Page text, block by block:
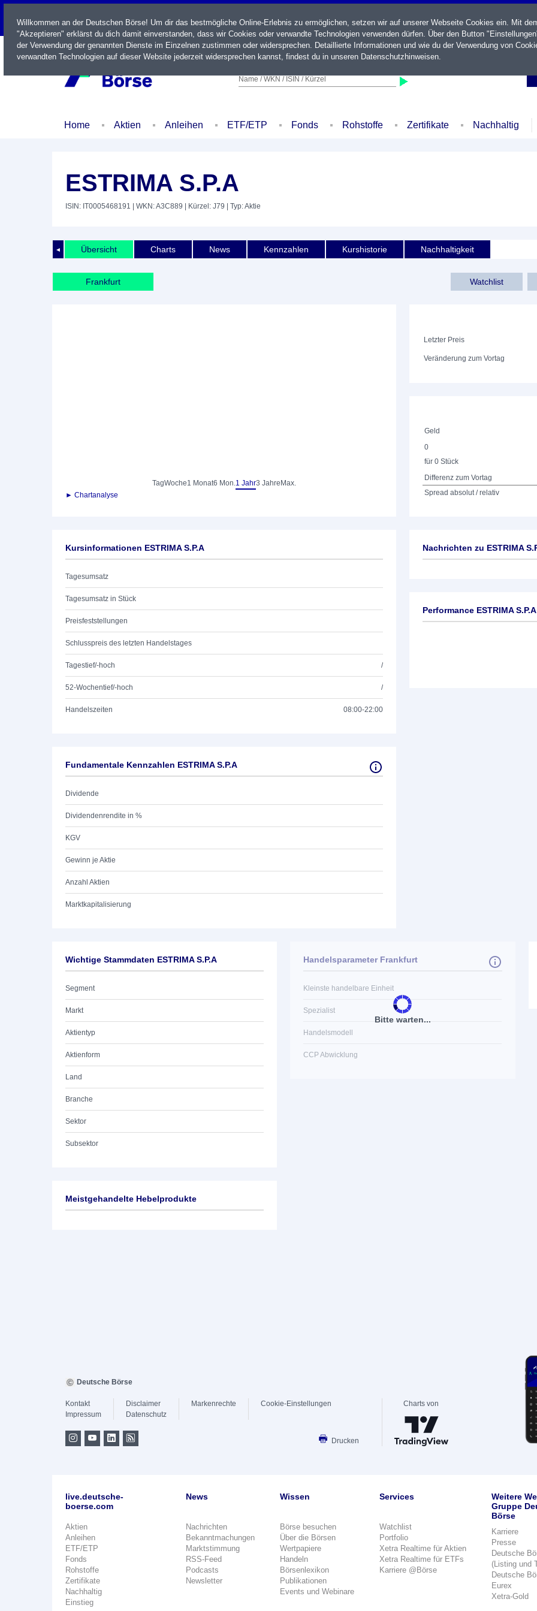
LIVE
Name / WKN / ISIN / Kürzel
Home Aktien Anleihen ETF/ETP Fonds Rohstoffe Zertifikate Nachhaltig
ESTRIMA S.P.A
ISIN: IT0005468191 | WKN: A3C889 | Kürzel: J79 | Typ: Aktie
◄ Übersicht Charts News Kennzahlen Kurshistorie Nachhaltigkeit
Frankfurt Watchlist
TagWoche1 Monat6 Mon.1 Jahr3 Jahre Max.
► Chartanalyse
Letzter Preis
Veränderung zum Vortag
Geld
0
für 0 Stück
Differenz zum Vortag
Spread absolut / relativ
Kursinformationen ESTRIMA S.P.A
Tagesumsatz
Tagesumsatz in Stück
Preisfeststellungen
Schlusspreis des letzten Handelstages
Tagestief/-hoch /
52-Wochentief/-hoch /
Handelszeiten 08:00-22:00
Fundamentale Kennzahlen ESTRIMA S.P.A
Dividende
Dividendenrendite in %
KGV
Gewinn je Aktie
Anzahl Aktien
Marktkapitalisierung
Nachrichten zu ESTRIMA
Performance ESTRIMA S.P.A
Wichtige Stammdaten ESTRIMA S.P.A
Segment
Markt
Aktientyp
Aktienform
Land
Branche
Sektor
Subsektor
Bitte warten...
Handelsparameter Frankfurt
Kleinste handelbare Einheit
Spezialist
Handelsmodell
CCP Abwicklung
Meistgehandelte Hebelprodukte
Willkommen an der Deutschen Börse! Um dir das bestmögliche Online-Erlebnis zu ermöglichen, setzen wir auf unserer Webseite Cookies ein. Mit
"Akzeptieren" erklärst du dich damit einverstanden, dass wir Cookies oder verwandte Technologien verwenden dürfen. Über den Button
der Verwendung der genannten Dienste im Einzelnen zustimmen oder widersprechen. Detaillierte Informationen und wie du der Verwendung von
verwandten Technologien auf dieser Website jederzeit widersprechen kannst, findest du in unseren Datenschutzhinweisen.
Deutsche Börse
Kontakt
Impressum
Disclaimer
Datenschutz
Markenrechte Cookie-Einstellungen
Drucken
Charts von
live.deutsche-
boerse.com
Aktien
Anleihen
ETF/ETP
Fonds
Rohstoffe
Zertifikate
Nachhaltig
Einstieg
News
Nachrichten
Bekanntmachungen
Marktstimmung
RSS-Feed
Podcasts
Newsletter
Wissen
Börse besuchen
Über die Börsen
Wertpapiere
Handeln
Börsenlexikon
Publikationen
Events und Webinare
Services
Watchlist
Portfolio
Xetra Realtime für Aktien
Xetra Realtime für ETFs
Karriere @Börse
Weitere
Gruppe
Börse
Karriere
Presse
Deutsche
(Listing und
Deutsche
Eurex
Xetra-Gold